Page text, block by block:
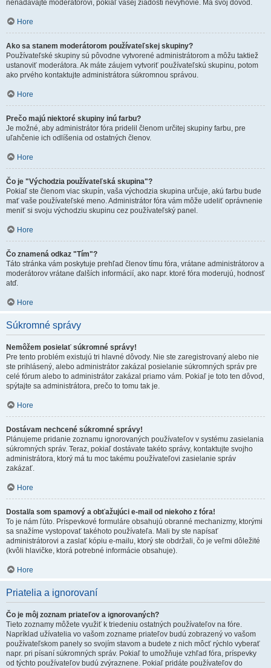
nenadávajte moderátorovi, pokiaľ vašej žiadosti nevyhovie. Má svoj dôvod.
Hore
Ako sa stanem moderátorom používateľskej skupiny?
Používateľské skupiny sú pôvodne vytvorené administrátorom a môžu taktiež
ustanoviť moderátora. Ak máte záujem vytvoriť používateľskú skupinu, potom
ako prvého kontaktujte administrátora súkromnou správou.
Hore
Prečo majú niektoré skupiny inú farbu?
Je možné, aby administrátor fóra pridelil členom určitej skupiny farbu, pre
uľahčenie ich odlíšenia od ostatných členov.
Hore
Čo je "Východzia používateľská skupina"?
Pokiaľ ste členom viac skupín, vaša východzia skupina určuje, akú farbu bude
mať vaše používateľské meno. Administrátor fóra vám môže udeliť oprávnenie
meniť si svoju východziu skupinu cez používateľský panel.
Hore
Čo znamená odkaz "Tím"?
Táto stránka vám poskytuje prehľad členov tímu fóra, vrátane administrátorov a
moderátorov vrátane ďalších informácií, ako napr. ktoré fóra moderujú, hodnosť
atď.
Hore
Súkromné správy
Nemôžem posielať súkromné správy!
Pre tento problém existujú tri hlavné dôvody. Nie ste zaregistrovaný alebo nie
ste prihlásený, alebo administrátor zakázal posielanie súkromných správ pre
celé fórum alebo to administrátor zakázal priamo vám. Pokiaľ je toto ten dôvod,
spýtajte sa administrátora, prečo to tomu tak je.
Hore
Dostávam nechcené súkromné správy!
Plánujeme pridanie zoznamu ignorovaných používateľov v systému zasielania
súkromných správ. Teraz, pokiaľ dostávate takéto správy, kontaktujte svojho
administrátora, ktorý má tu moc takému používateľovi zasielanie správ
zakázať.
Hore
Dostal/a som spamový a obťažujúci e-mail od niekoho z fóra!
To je nám ľúto. Príspevkové formuláre obsahujú obranné mechanizmy, ktorými
sa snažíme vystopovať takéhoto používateľa. Mali by ste napísať
administrátorovi a zaslať kópiu e-mailu, ktorý ste obdržali, čo je veľmi dôležité
(kvôli hlavičke, ktorá potrebné informácie obsahuje).
Hore
Priatelia a ignorovaní
Čo je môj zoznam priateľov a ignorovaných?
Tieto zoznamy môžete využiť k triedeniu ostatných používateľov na fóre.
Napríklad užívatelia vo vašom zozname priateľov budú zobrazený vo vašom
používateľskom panely so svojím stavom a budete z nich môcť rýchlo vyberať
napr. pri písaní súkromných správ. Pokiaľ to umožňuje vzhľad fóra, príspevky
od týchto používateľov budú zvýraznene. Pokiaľ pridáte používateľov do